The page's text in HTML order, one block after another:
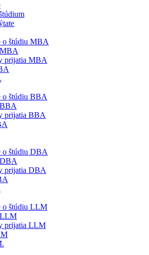
o štúdiu MBA
prijatia MBA
o štúdiu BBA
prijatia BBA
o štúdiu DBA
prijatia DBA
o štúdiu LLM
LLM
prijatia LLM